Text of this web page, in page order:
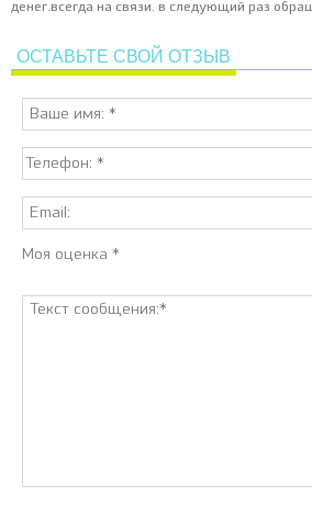
денег.всегда на связи. в следующий раз
ОСТАВЬТЕ СВОЙ ОТЗЫВ
Моя оценка *